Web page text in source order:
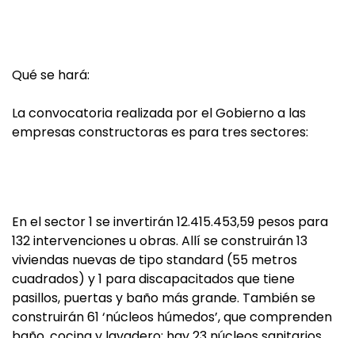
Qué se hará:
La convocatoria realizada por el Gobierno a las
empresas constructoras es para tres sectores:
En el sector 1 se invertirán 12.415.453,59 pesos para
132 intervenciones u obras. Allí se construirán 13
viviendas nuevas de tipo standard (55 metros
cuadrados) y 1 para discapacitados que tiene
pasillos, puertas y baño más grande. También se
construirán 61 ‘núcleos húmedos’, que comprenden